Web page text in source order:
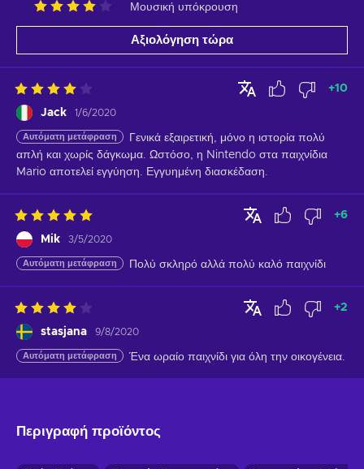
Μουσική υπόκρουση
Αξιολόγηση τώρα
Jack 1/6/2020
+10
Αυτόματη μετάφραση
Γενικά εξαιρετική, μόνο η ιστορία πολύ
απλή και χωρίς δάγκωμα. Ωστόσο, η Nintendo στα παιχνίδια
Mario αποτελεί εγγύηση. Εγγυημένη διασκέδαση.
Mik 3/5/2020
+6
Αυτόματη μετάφραση Πολύ σκληρό αλλά πολύ καλό παιχνίδι
stasjana 9/8/2020
+2
Αυτόματη μετάφραση Ένα ωραίο παιχνίδι για όλη την οικογένεια.
Περιγραφή προϊόντος